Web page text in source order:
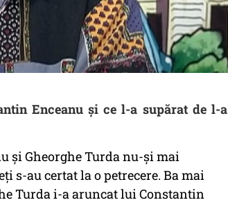
Enceanu și ce l-a supărat de l-a
și Gheorghe Turda nu-și mai
s-au certat la o petrecere. Ba mai
Turda i-a aruncat lui Constantin